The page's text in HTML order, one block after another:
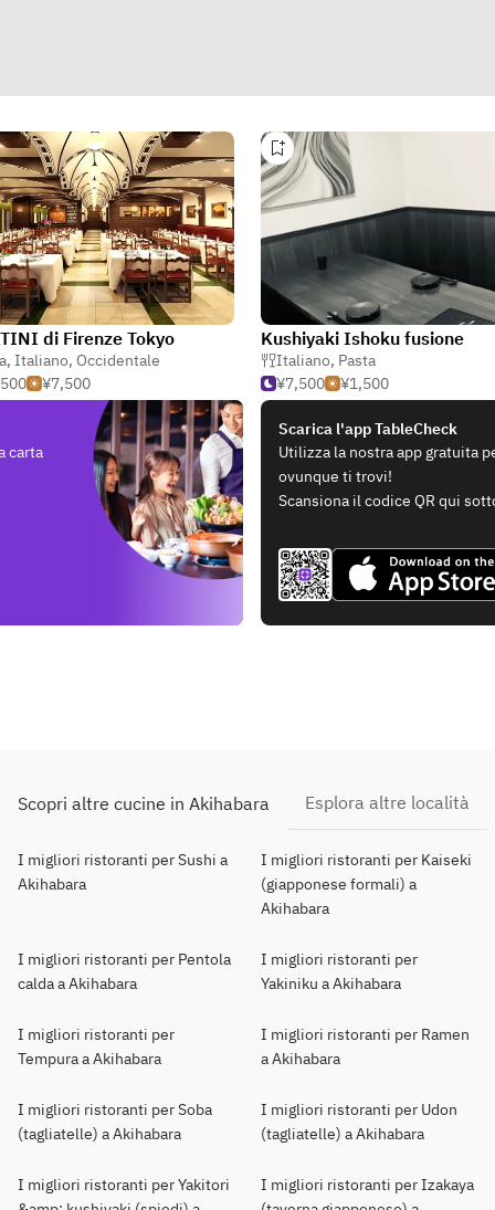
di Firenze Tokyo
, Italiano, Occidentale
¥7,500
Kushiyaki Ishoku fusione
Italiano, Pasta
¥7,500
¥1,500
carta
Scarica l'app TableCheck
Utilizza la nostra app gratuita
ovunque ti trovi!
Scansiona il codice QR qui
Scopri altre cucine in Akihabara Esplora altre località
I migliori ristoranti per Sushi a
Akihabara
I migliori ristoranti per Kaiseki
(giapponese formali) a
Akihabara
I migliori ristoranti per Pentola
calda a Akihabara
I migliori ristoranti per
Yakiniku a Akihabara
I migliori ristoranti per
Tempura a Akihabara
I migliori ristoranti per Ramen
a Akihabara
I migliori ristoranti per Soba
(tagliatelle) a Akihabara
I migliori ristoranti per Udon
(tagliatelle) a Akihabara
I migliori ristoranti per Yakitori
I migliori ristoranti per Izakaya